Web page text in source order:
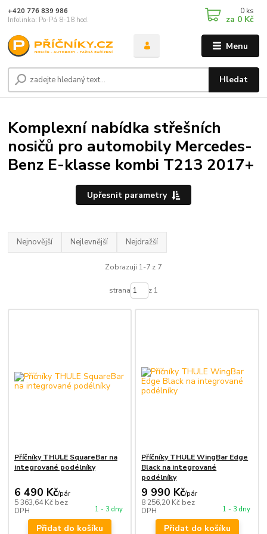
Menu
Hledat
+420 776 839 986
Infolinka: Po-Pá 8-18 hod.
0 ks
za 0 Kč
Komplexní nabídka střešních
nosičů pro automobily Mercedes-
Benz E-klasse kombi T213 2017+
Upřesnit parametry
Nejnovější Nejlevnější Nejdražší
Zobrazuji 1-7 z 7
strana z 1
Příčníky THULE SquareBar na
integrované podélníky
6 490 Kč/pár
5 363,64 Kč bez
DPH
1 - 3 dny
Přidat do košíku
Příčníky THULE WingBar Edge
Black na integrované
podélníky
9 990 Kč/pár
8 256,20 Kč bez
DPH
1 - 3 dny
Přidat do košíku